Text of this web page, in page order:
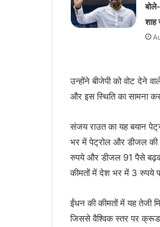
शाह
उन्होंने बीजेपी को वोट देने
और इस स्थिति का सामना
संजय राउत का यह बयान
भर में पेट्रोल और डीजल की
रुपये और डीजल 91 पैसे
कीमतों में देश भर में 3 रुपये
ईंधन की कीमतों में यह तेजी
जिससे वैश्विक स्तर पर क्रूड